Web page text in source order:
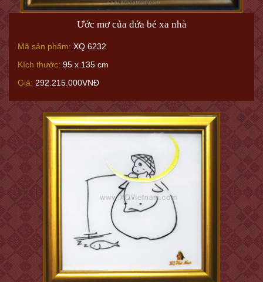
Ước mơ của đứa bé xa nhà
Mã sản phẩm: XQ.6232
Kích thước: 95 x 135 cm
Giá: 292.215.000VNĐ